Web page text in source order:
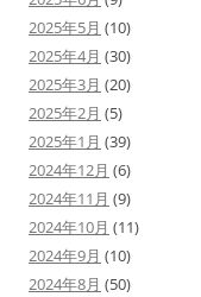
2025年5月 (10)
2025年4月 (30)
2025年3月 (20)
2025年2月 (5)
2025年1月 (39)
2024年12月 (6)
2024年11月 (9)
2024年10月 (11)
2024年9月 (10)
2024年8月 (50)